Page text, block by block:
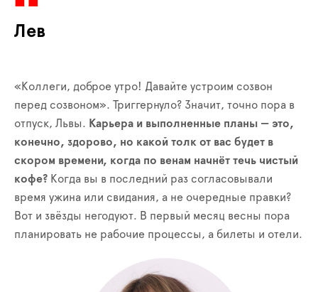
Лев
«Коллеги, доброе утро! Давайте устроим созвон
перед созвоном». Триггернуло? Значит, точно пора в
отпуск, Львы. Карьера и выполненные планы — это,
конечно, здорово, но какой толк от вас будет в
скором времени, когда по венам начнёт течь чистый
кофе? Когда вы в последний раз согласовывали
время ужина или свидания, а не очередные правки?
Вот и звёзды негодуют. В первый месяц весны пора
планировать не рабочие процессы, а билеты и отели.